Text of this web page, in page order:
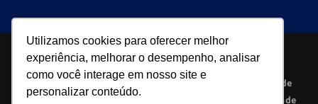
Utilizamos cookies para oferecer melhor
experiência, melhorar o desempenho, analisar
como você interage em nosso site e
personalizar conteúdo.
2026 © D2W
Indústria e
CNPJ
45.063.057/0001-
· Todos os
Política de
Privacidade